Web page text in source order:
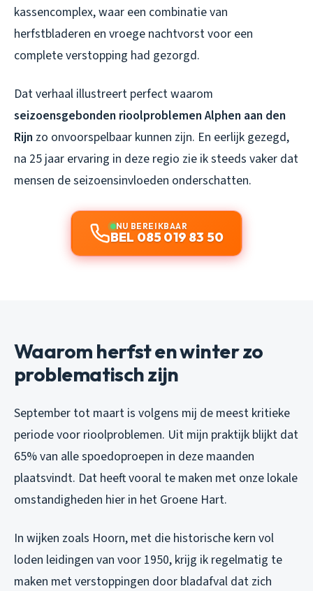
kassencomplex, waar een combinatie van
herfstbladeren en vroege nachtvorst voor een
complete verstopping had gezorgd.
Dat verhaal illustreert perfect waarom
seizoensgebonden rioolproblemen Alphen aan den
Rijn zo onvoorspelbaar kunnen zijn. En eerlijk gezegd,
na 25 jaar ervaring in deze regio zie ik steeds vaker dat
mensen de seizoensinvloeden onderschatten.
NU BEREIKBAAR
BEL 085 019 83 50
Waarom herfst en winter zo
problematisch zijn
September tot maart is volgens mij de meest kritieke
periode voor rioolproblemen. Uit mijn praktijk blijkt dat
65% van alle spoedoproepen in deze maanden
plaatsvindt. Dat heeft vooral te maken met onze lokale
omstandigheden hier in het Groene Hart.
In wijken zoals Hoorn, met die historische kern vol
loden leidingen van voor 1950, krijg ik regelmatig te
maken met verstoppingen door bladafval dat zich